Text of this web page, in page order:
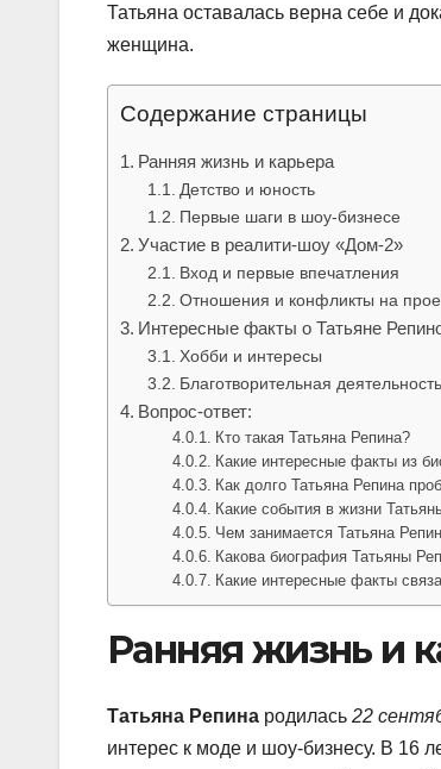
Татьяна оставалась верна себе и
женщина.
Содержание страницы
Ранняя жизнь и карьера
Детство и юность
Первые шаги в шоу-бизнесе
Участие в реалити-шоу «Дом-2»
Вход и первые впечатления
Отношения и конфликты на
Интересные факты о Татьяне
Хобби и интересы
Благотворительная деятельность
Вопрос-ответ:
Кто такая Татьяна Репина?
Какие интересные факты из
Как долго Татьяна Репина
Какие события в жизни
Чем занимается Татьяна
Какова биография Татьяны
Какие интересные факты
Ранняя жизнь и
Татьяна Репина родилась 22
интерес к моде и шоу-бизнесу. В 16